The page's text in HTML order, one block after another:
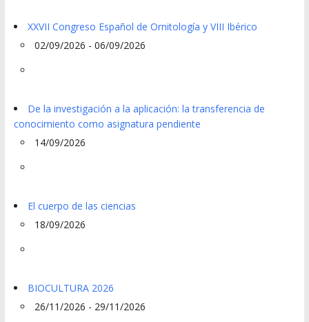
XXVII Congreso Español de Ornitología y VIII Ibérico
02/09/2026 - 06/09/2026
De la investigación a la aplicación: la transferencia de
conocimiento como asignatura pendiente
14/09/2026
El cuerpo de las ciencias
18/09/2026
BIOCULTURA 2026
26/11/2026 - 29/11/2026